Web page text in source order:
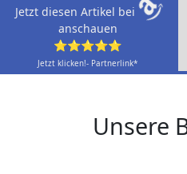
Jetzt diesen Artikel bei
anschauen
⭐⭐⭐⭐⭐
Jetzt klicken!- Partnerlink*
Unsere